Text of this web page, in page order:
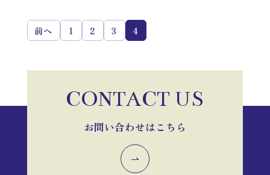
前へ 1 2 3 4
CONTACT US
お問い合わせはこちら